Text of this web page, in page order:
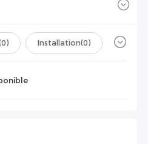
0) Installation(0)